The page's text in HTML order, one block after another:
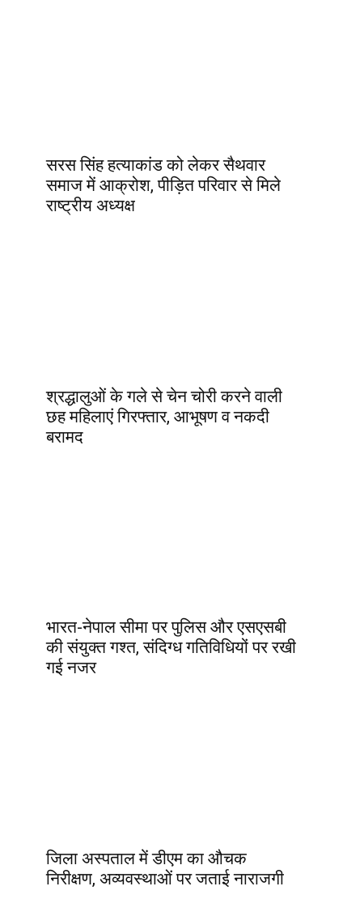
सरस सिंह हत्याकांड को लेकर सैथवार
समाज में आक्रोश, पीड़ित परिवार से मिले
राष्ट्रीय अध्यक्ष
श्रद्धालुओं के गले से चेन चोरी करने वाली
छह महिलाएं गिरफ्तार, आभूषण व नकदी
बरामद
भारत-नेपाल सीमा पर पुलिस और एसएसबी
की संयुक्त गश्त, संदिग्ध गतिविधियों पर रखी
गई नजर
जिला अस्पताल में डीएम का औचक
निरीक्षण, अव्यवस्थाओं पर जताई नाराजगी